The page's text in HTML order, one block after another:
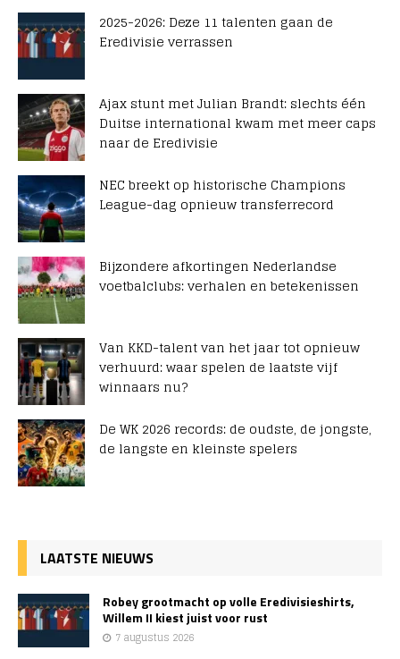
2025-2026: Deze 11 talenten gaan de
Eredivisie verrassen
Ajax stunt met Julian Brandt: slechts één
Duitse international kwam met meer caps
naar de Eredivisie
NEC breekt op historische Champions
League-dag opnieuw transferrecord
Bijzondere afkortingen Nederlandse
voetbalclubs: verhalen en betekenissen
Van KKD-talent van het jaar tot opnieuw
verhuurd: waar spelen de laatste vijf
winnaars nu?
De WK 2026 records: de oudste, de jongste,
de langste en kleinste spelers
LAATSTE NIEUWS
Robey grootmacht op volle Eredivisieshirts,
Willem II kiest juist voor rust
7 augustus 2026